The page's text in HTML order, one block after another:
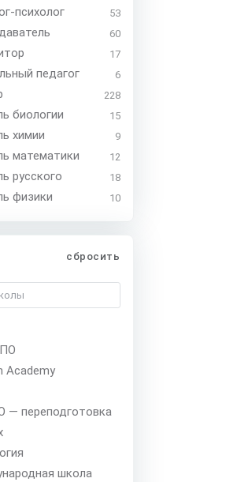
психолог 53
60
17
педагог 6
228
биологии 15
химии 9
математики 12
русского 18
физики 10
сбросить
Academy
— переподготовка
школа